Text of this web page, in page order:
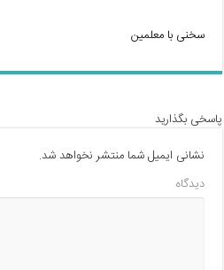
سخنی با معلمین
پاسخی بگذارید
نشانی ایمیل شما منتشر نخواهد شد.
دیدگاه